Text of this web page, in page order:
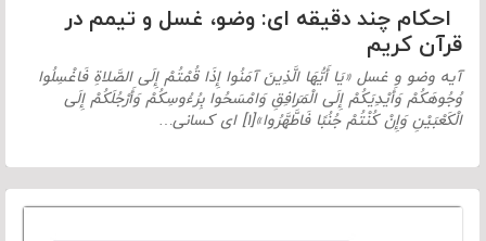
احکام چند دقیقه ای: وضو، غسل و تیمم در
قرآن کریم
آیه وضو و غسل «يَا أَيُّهَا الَّذِينَ آمَنُوا إِذَا قُمْتُمْ إِلَى الصَّلاةِ فَاغْسِلُوا
وُجُوهَكُمْ وَأَيْدِيَكُمْ إِلَى الْمَرَافِقِ وَامْسَحُوا بِرُءُوسِكُمْ وَأَرْجُلَكُمْ إِلَى
الْكَعْبَيْنِ وَإِنْ كُنْتُمْ جُنُبًا فَاطَّهَّرُوا»[۱] ای کسانی…